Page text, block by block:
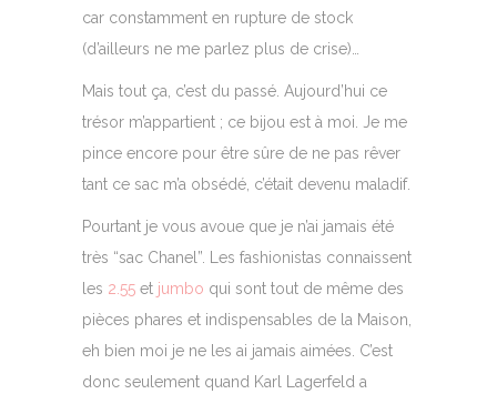
car constamment en rupture de stock
(d’ailleurs ne me parlez plus de crise)…
Mais tout ça, c’est du passé. Aujourd’hui ce
trésor m’appartient ; ce bijou est à moi. Je me
pince encore pour être sûre de ne pas rêver
tant ce sac m’a obsédé, c’était devenu maladif.
Pourtant je vous avoue que je n’ai jamais été
très “sac Chanel”. Les fashionistas connaissent
les 2.55 et jumbo qui sont tout de même des
pièces phares et indispensables de la Maison,
eh bien moi je ne les ai jamais aimées. C’est
donc seulement quand Karl Lagerfeld a